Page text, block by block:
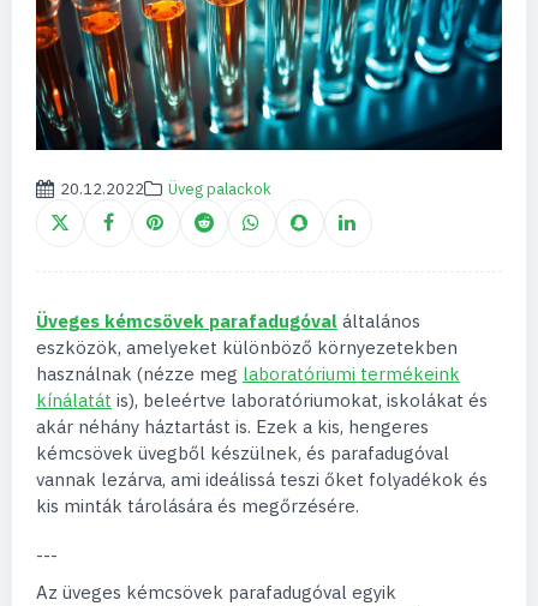
20.12.2022 Üveg palackok
Üveges kémcsövek parafadugóval általános
eszközök, amelyeket különböző környezetekben
használnak (nézze meg laboratóriumi termékeink
kínálatát is), beleértve laboratóriumokat, iskolákat és
akár néhány háztartást is. Ezek a kis, hengeres
kémcsövek üvegből készülnek, és parafadugóval
vannak lezárva, ami ideálissá teszi őket folyadékok és
kis minták tárolására és megőrzésére.
---
Az üveges kémcsövek parafadugóval egyik